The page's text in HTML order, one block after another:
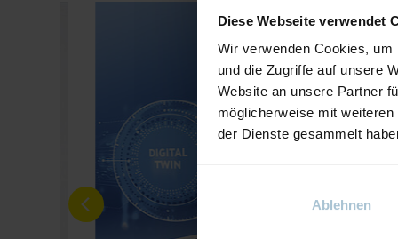
Diese Webseite verwendet
Wir verwenden Cookies,
und die Zugriffe auf unsere
Website an unsere Partner
möglicherweise mit
der Dienste gesammelt
Ablehnen